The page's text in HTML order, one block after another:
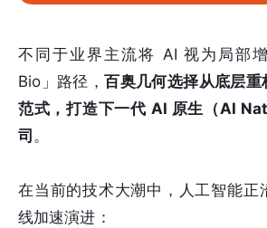
不同于业界主流将 AI 视为局部
Bio」路径，百奥几何选择从底层
范式，打造下一代 AI 原生（AI
司 。
在当前的技术大潮中，人工智能正
线加速演进：